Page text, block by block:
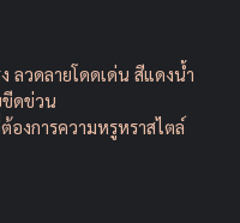
วดลายโดดเด่น สีแดงน้ำ
ดข่วน
องการความหรูหราสไตล์